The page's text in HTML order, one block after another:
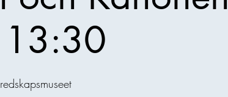
13:30